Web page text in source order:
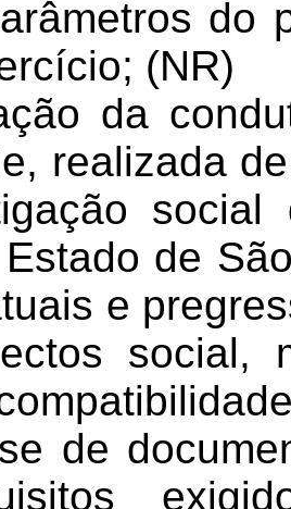
do
(NR)
da
realizada
de
e
social,
de